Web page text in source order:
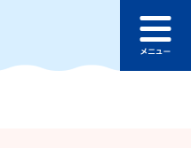
本文へ
ュ